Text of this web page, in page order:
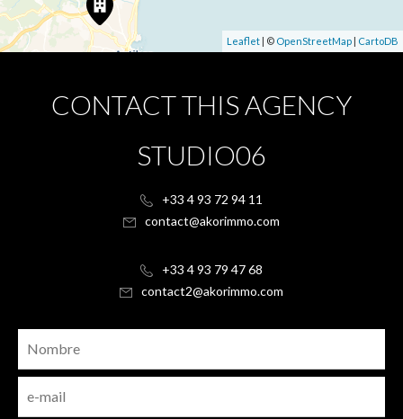
Leaflet | © OpenStreetMap | CartoDB
CONTACT THIS AGENCY
STUDIO06
+33 4 93 72 94 11
contact@akorimmo.com
+33 4 93 79 47 68
contact2@akorimmo.com